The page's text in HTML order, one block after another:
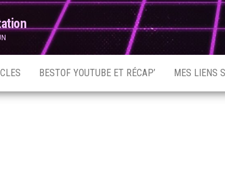
BESTOF YOUTUBE ET RÉCAP’ MES LIENS